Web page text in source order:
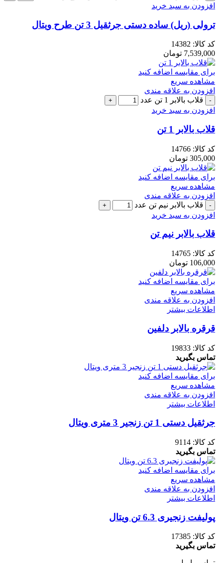
افزودن به سبد خرید
ترولی (ریل) ساده دستی جرثقیل 3 تن طرح ویتال
کد کالا: 14382
7,539,000 تومان
برای مقایسه اضافه کنید
مشاهده سریع
افزودن به علاقه مندی
قلاب بالابر 1 تن عدد
افزودن به سبد خرید
قلاب بالابر 1 تن
کد کالا: 14766
305,000 تومان
برای مقایسه اضافه کنید
مشاهده سریع
افزودن به علاقه مندی
قلاب بالابر نیم تن عدد
افزودن به سبد خرید
قلاب بالابر نیم تن
کد کالا: 14765
106,000 تومان
برای مقایسه اضافه کنید
مشاهده سریع
افزودن به علاقه مندی
اطلاعات بیشتر
قرقره بالابر دلفین
کد کالا: 19833
تماس بگیرید
برای مقایسه اضافه کنید
مشاهده سریع
افزودن به علاقه مندی
اطلاعات بیشتر
جرثقیل دستی 1 تن زنجیر 3 متری ویتال
کد کالا: 9114
تماس بگیرید
برای مقایسه اضافه کنید
مشاهده سریع
افزودن به علاقه مندی
اطلاعات بیشتر
پولیفت زنجیری 6.3 تن ویتال
کد کالا: 17385
تماس بگیرید